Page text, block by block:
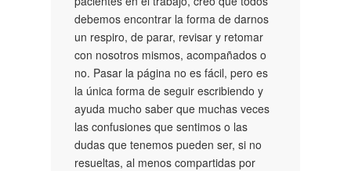
debemos encontrar la forma de darnos
un respiro, de parar, revisar y retomar
con nosotros mismos, acompañados o
no. Pasar la página no es fácil, pero es
la única forma de seguir escribiendo y
ayuda mucho saber que muchas veces
las confusiones que sentimos o las
dudas que tenemos pueden ser, si no
resueltas, al menos compartidas por